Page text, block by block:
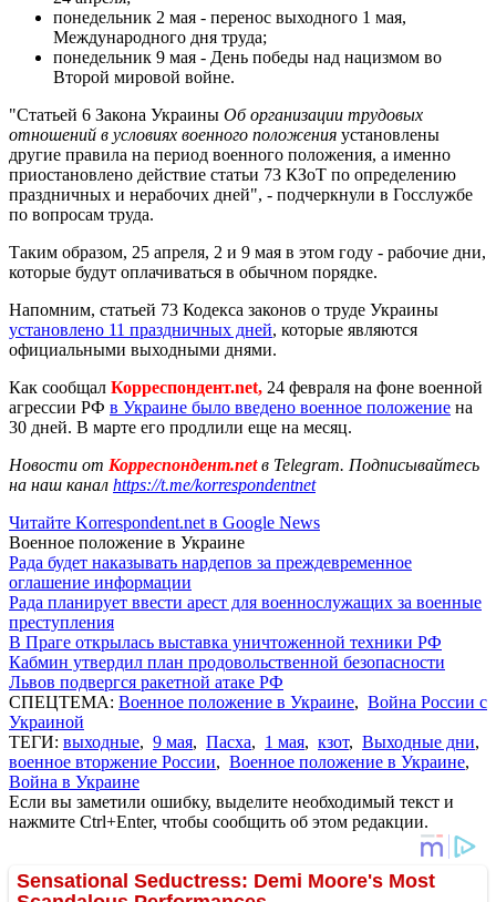
понедельник 2 мая - перенос выходного 1 мая,
Международного дня труда;
понедельник 9 мая - День победы над нацизмом во
Второй мировой войне.
"Статьей 6 Закона Украины Об организации трудовых
отношений в условиях военного положения установлены
другие правила на период военного положения, а именно
приостановлено действие статьи 73 КЗоТ по определению
праздничных и нерабочих дней", - подчеркнули в Госслужбе
по вопросам труда.
Таким образом, 25 апреля, 2 и 9 мая в этом году - рабочие дни,
которые будут оплачиваться в обычном порядке.
Напомним, статьей 73 Кодекса законов о труде Украины
установлено 11 праздничных дней, которые являются
официальными выходными днями.
Как сообщал Корреспондент.net, 24 февраля на фоне военной
агрессии РФ в Украине было введено военное положение на
30 дней. В марте его продлили еще на месяц.
Новости от Корреспондент.netв Telegram. Подписывайтесь
на наш канал https://t.me/korrespondentnet
Читайте Korrespondent.net в Google News
Военное положение в Украине
Рада будет наказывать нардепов за преждевременное
оглашение информации
Рада планирует ввести арест для военнослужащих за военные
преступления
В Праге открылась выставка уничтоженной техники РФ
Кабмин утвердил план продовольственной безопасности
Львов подвергся ракетной атаке РФ
СПЕЦТЕМА: Военное положение в Украине, Война России с
Украиной
ТЕГИ: выходные, 9 мая, Пасха, 1 мая, кзот, Выходные дни,
военное вторжение России, Военное положение в Украине,
Война в Украине
Если вы заметили ошибку, выделите необходимый текст и
нажмите Ctrl+Enter, чтобы сообщить об этом редакции.